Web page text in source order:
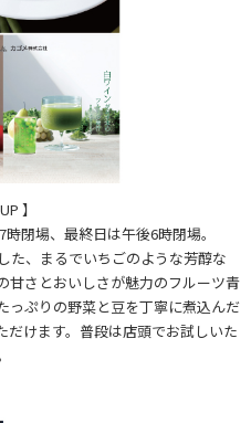
】
閉場、最終日は午後6時閉場。
た、まるでいちごのような芳醇な
甘さとおいしさが魅力のフルーツ青
っぷりの野菜と豆を丁寧に煮込んだ
だけます。普段は店頭でお試しいた